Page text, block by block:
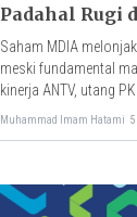
Padahal Rugi
Saham MDIA
meski fundamental
kinerja ANTV, utang
hingga status UMA dari
Muhammad Imam Hatami